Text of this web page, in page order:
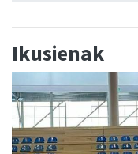
Ikusienak